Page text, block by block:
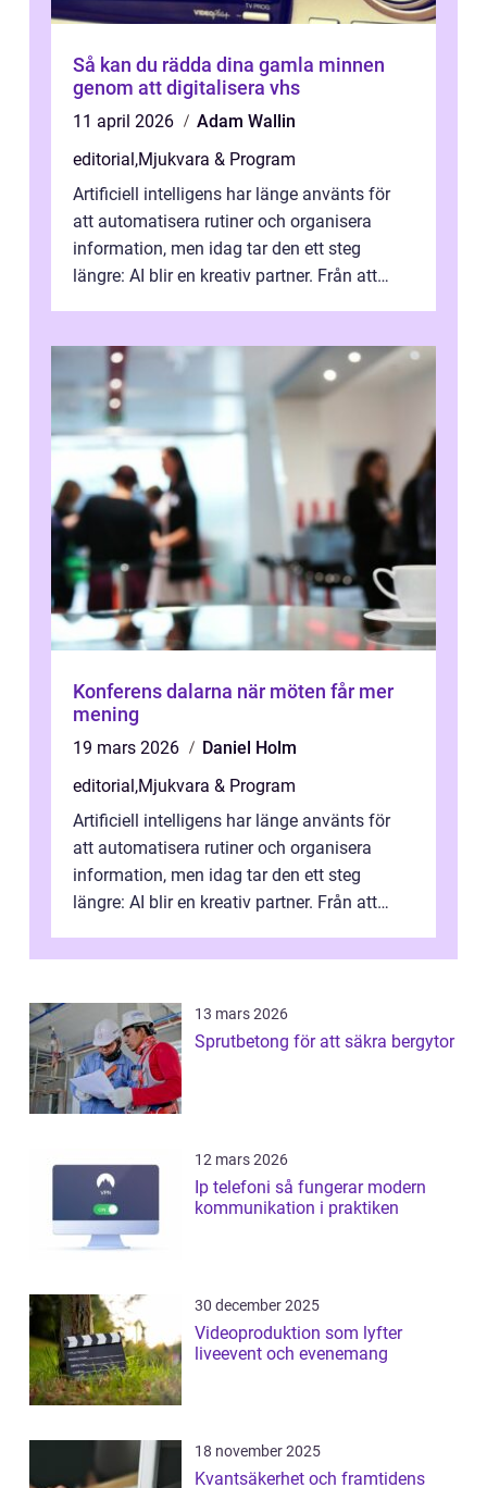
Så kan du rädda dina gamla minnen
genom att digitalisera vhs
11 april 2026
Adam Wallin
editorial,Mjukvara & Program
Artificiell intelligens har länge använts för
att automatisera rutiner och organisera
information, men idag tar den ett steg
längre: AI blir en kreativ partner. Från att
Konferens dalarna när möten får mer
mening
19 mars 2026
Daniel Holm
editorial,Mjukvara & Program
Artificiell intelligens har länge använts för
att automatisera rutiner och organisera
information, men idag tar den ett steg
längre: AI blir en kreativ partner. Från att
13 mars 2026
Sprutbetong för att säkra bergytor
12 mars 2026
Ip telefoni så fungerar modern
kommunikation i praktiken
30 december 2025
Videoproduktion som lyfter
liveevent och evenemang
18 november 2025
Kvantsäkerhet och framtidens